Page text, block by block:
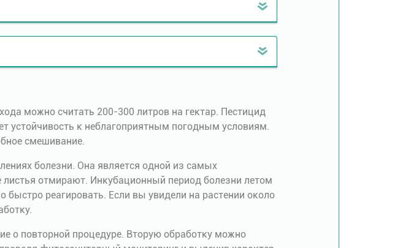
можно считать 200-300 литров на гектар. Пестицид
устойчивость к неблагоприятным погодным условиям.
смешивание.
болезни. Она является одной из самых
отмирают. Инкубационный период болезни летом
реагировать. Если вы увидели на растении около
о повторной процедуре. Вторую обработку можно